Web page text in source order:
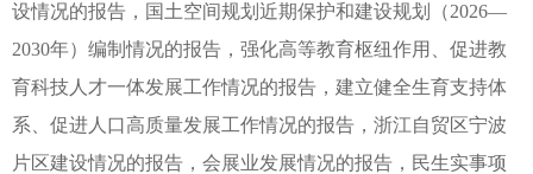
设情况的报告，国土空间规划近期保护和建设规划（2026—
2030年）编制情况的报告，强化高等教育枢纽作用、促进教
育科技人才一体发展工作情况的报告，建立健全生育支持体
系、促进人口高质量发展工作情况的报告，浙江自贸区宁波
片区建设情况的报告，会展业发展情况的报告，民生实事项